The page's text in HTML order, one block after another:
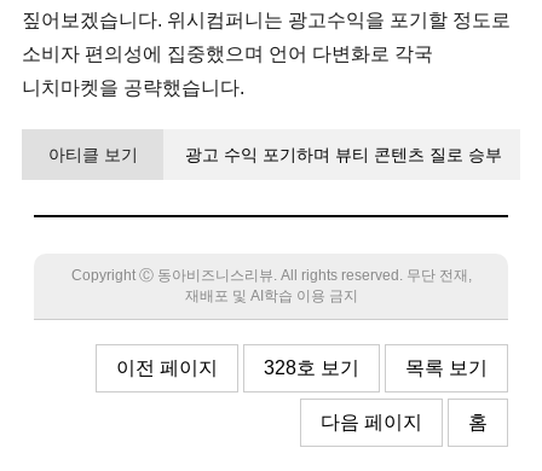
짚어보겠습니다. 위시컴퍼니는 광고수익을 포기할 정도로
소비자 편의성에 집중했으며 언어 다변화로 각국
니치마켓을 공략했습니다.
아티클 보기
광고 수익 포기하며 뷰티 콘텐츠 질로 승부
Copyright Ⓒ 동아비즈니스리뷰. All rights reserved. 무단 전재,
재배포 및 AI학습 이용 금지
이전 페이지 328호 보기 목록 보기
다음 페이지 홈